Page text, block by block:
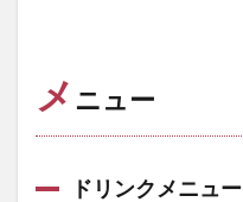
メ ニュー
ドリンクメニュー